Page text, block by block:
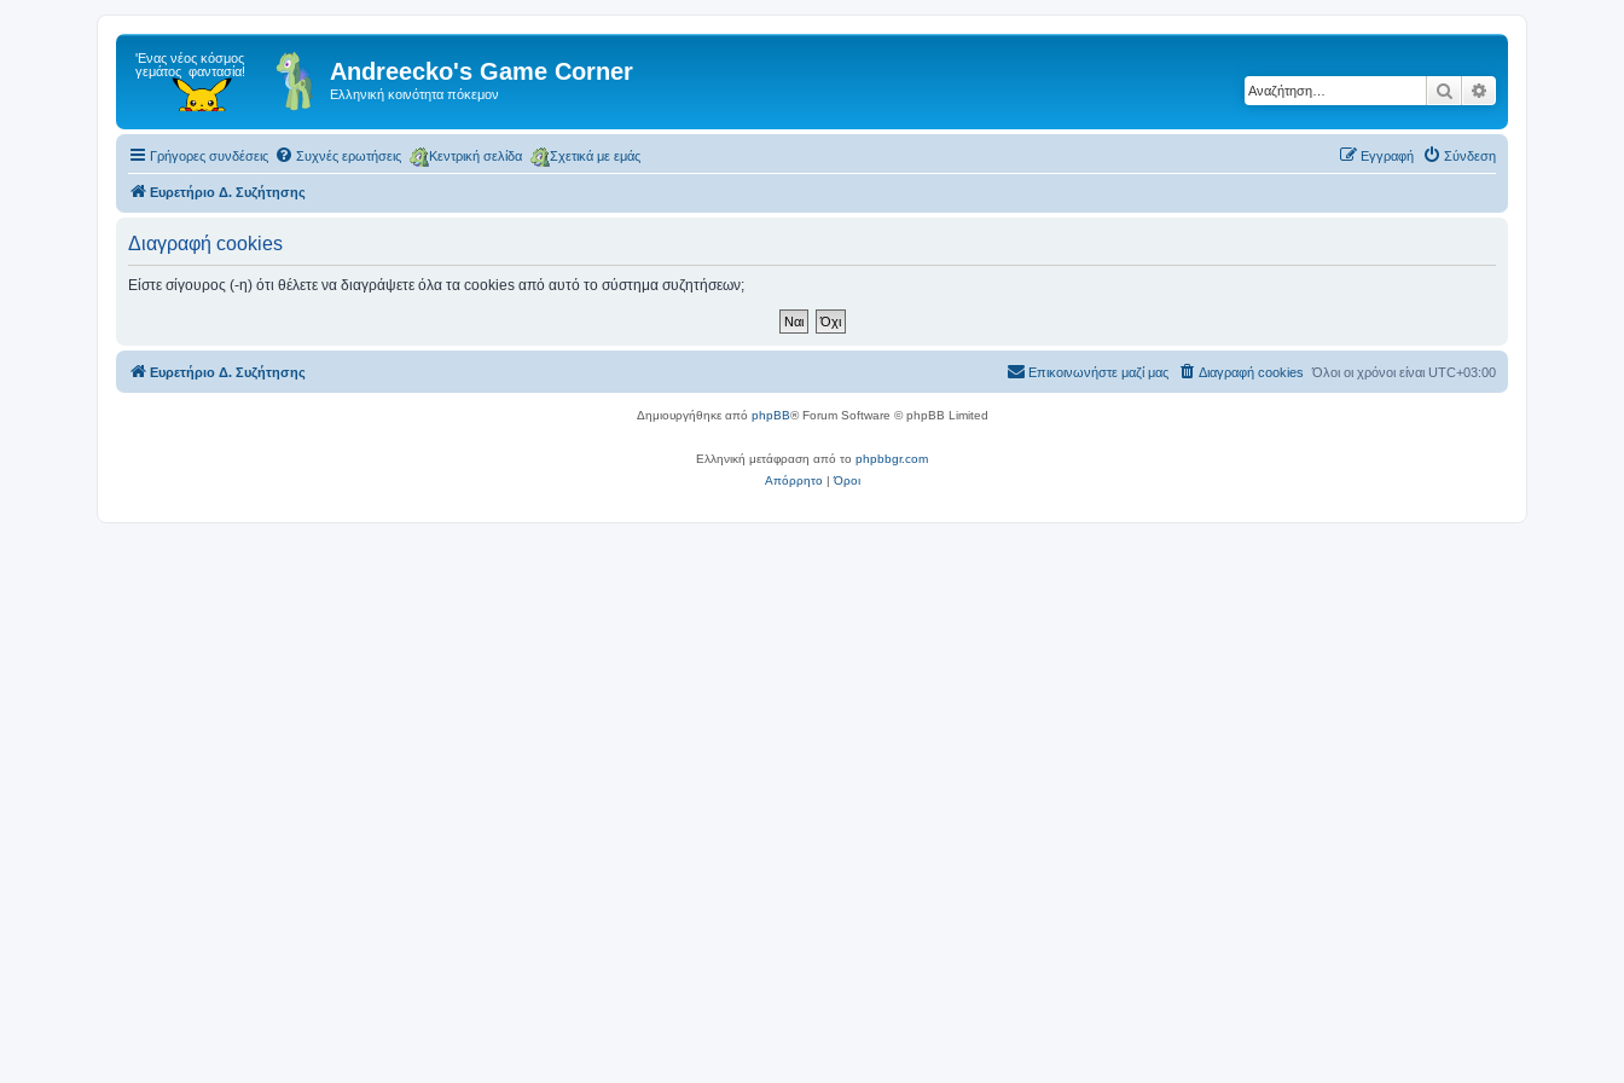
Andreecko's Game Corner
Ελληνική κοινότητα πόκεμον Αναζήτηση
Γρήγορες συνδέσεις Συχνές ερωτήσεις Κεντρική σελίδα Σχετικά με εμάς Σύνδεση
Εγγραφή
Ευρετήριο Δ. Συζήτησης
Διαγραφή cookies
Είστε σίγουρος (-η) ότι θέλετε να διαγράψετε όλα τα cookies από αυτό το σύστημα συζητήσεων;
Ευρετήριο Δ. Συζήτησης Όλοι οι χρόνοι είναι UTC+03:00
Διαγραφή cookies
Επικοινωνήστε μαζί μας
Δημιουργήθηκε από phpBB® Forum Software © phpBB Limited
Ελληνική μετάφραση από το phpbbgr.com
Απόρρητο|Όροι